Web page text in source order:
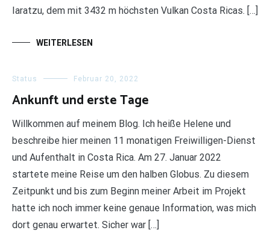
Iaratzu, dem mit 3432 m höchsten Vulkan Costa Ricas. […]
WEITERLESEN
Status Februar 20, 2022
Ankunft und erste Tage
Willkommen auf meinem Blog. Ich heiße Helene und
beschreibe hier meinen 11 monatigen Freiwilligen-Dienst
und Aufenthalt in Costa Rica. Am 27. Januar 2022
startete meine Reise um den halben Globus. Zu diesem
Zeitpunkt und bis zum Beginn meiner Arbeit im Projekt
hatte ich noch immer keine genaue Information, was mich
dort genau erwartet. Sicher war […]